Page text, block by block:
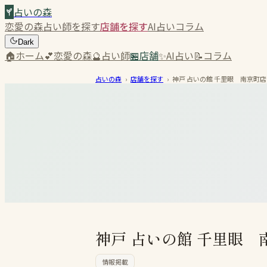
占いの森
恋愛の森占い師を探す店舗を探すAI占いコラム
Dark
🏠ホーム💕恋愛の森🔮占い師🏪店舗✨AI占い📝コラム
占いの森 › 店舗を探す › 神戸 占いの館 千里眼 南京町店
神戸 占いの館 千里眼
情報掲載